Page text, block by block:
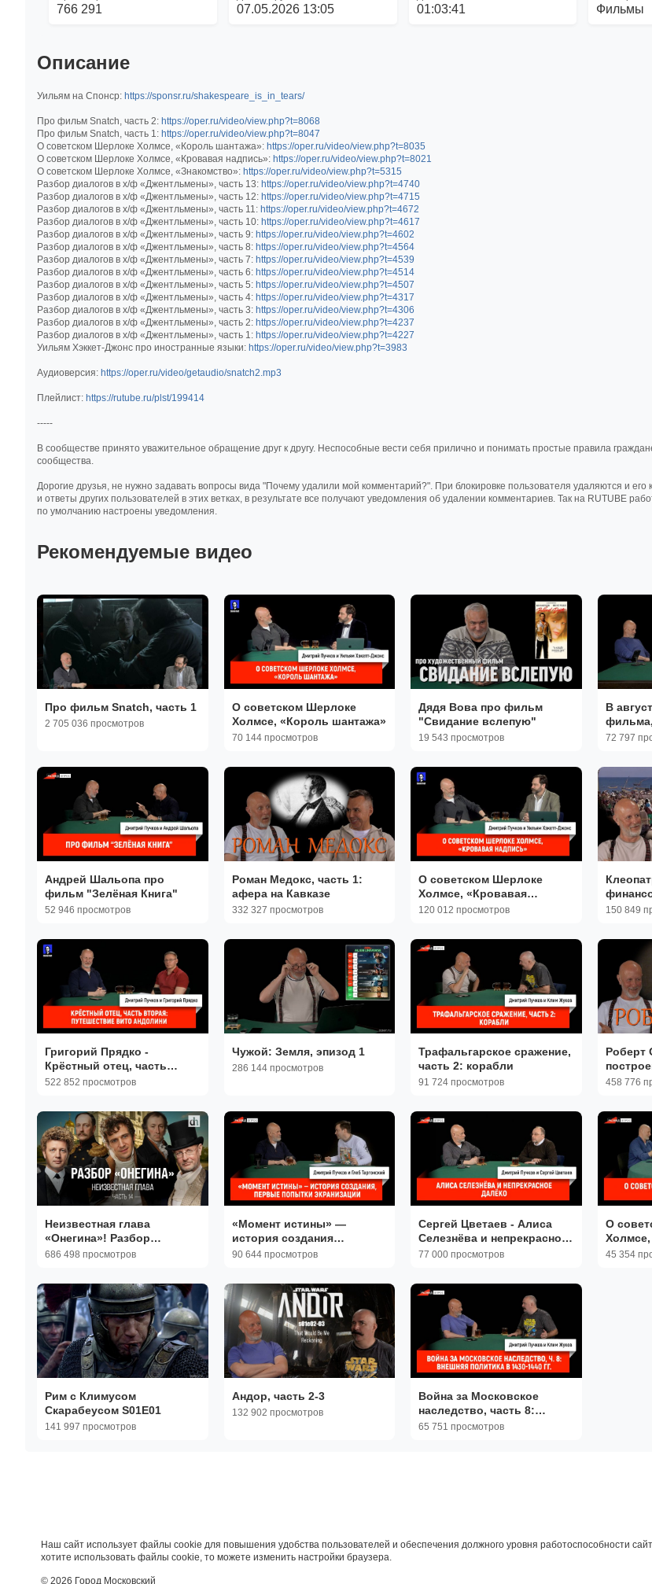
766 291 07.05.2026 13:05 01:03:41 Фильмы
Описание
Уильям на Спонср: https://sponsr.ru/shakespeare_is_in_tears/
Про фильм Snatch, часть 2: https://oper.ru/video/view.php?t=8068
Про фильм Snatch, часть 1: https://oper.ru/video/view.php?t=8047
О советском Шерлоке Холмсе, «Король шантажа»: https://oper.ru/video/view.php?t=8035
О советском Шерлоке Холмсе, «Кровавая надпись»: https://oper.ru/video/view.php?t=8021
О советском Шерлоке Холмсе, «Знакомство»: https://oper.ru/video/view.php?t=5315
Разбор диалогов в х/ф «Джентльмены», часть 13: https://oper.ru/video/view.php?t=4740
Разбор диалогов в х/ф «Джентльмены», часть 12: https://oper.ru/video/view.php?t=4715
Разбор диалогов в х/ф «Джентльмены», часть 11: https://oper.ru/video/view.php?t=4672
Разбор диалогов в х/ф «Джентльмены», часть 10: https://oper.ru/video/view.php?t=4617
Разбор диалогов в х/ф «Джентльмены», часть 9: https://oper.ru/video/view.php?t=4602
Разбор диалогов в х/ф «Джентльмены», часть 8: https://oper.ru/video/view.php?t=4564
Разбор диалогов в х/ф «Джентльмены», часть 7: https://oper.ru/video/view.php?t=4539
Разбор диалогов в х/ф «Джентльмены», часть 6: https://oper.ru/video/view.php?t=4514
Разбор диалогов в х/ф «Джентльмены», часть 5: https://oper.ru/video/view.php?t=4507
Разбор диалогов в х/ф «Джентльмены», часть 4: https://oper.ru/video/view.php?t=4317
Разбор диалогов в х/ф «Джентльмены», часть 3: https://oper.ru/video/view.php?t=4306
Разбор диалогов в х/ф «Джентльмены», часть 2: https://oper.ru/video/view.php?t=4237
Разбор диалогов в х/ф «Джентльмены», часть 1: https://oper.ru/video/view.php?t=4227
Уильям Хэккет-Джонс про иностранные языки: https://oper.ru/video/view.php?t=3983
Аудиоверсия: https://oper.ru/video/getaudio/snatch2.mp3
Плейлист: https://rutube.ru/plst/199414
-----
В сообществе принято уважительное обращение друг к другу. Неспособные вести себя прилично и понимать простые правила
сообщества.
Дорогие друзья, не нужно задавать вопросы вида "Почему удалили мой комментарий?". При блокировке пользователя удаляются и его
и ответы других пользователей в этих ветках, в результате все получают уведомления об удалении комментариев. Так на RUTUBE
по умолчанию настроены уведомления.
Рекомендуемые видео
Про фильм Snatch, часть 1
2 705 036 просмотров
О советском Шерлоке
Холмсе, «Король шантажа»
70 144 просмотров
Дядя Вова про фильм
"Свидание вслепую"
19 543 просмотров
В
72 797
Андрей Шальопа про
фильм "Зелёная Книга"
52 946 просмотров
Роман Медокс, часть 1:
афера на Кавказе
332 327 просмотров
О советском Шерлоке
Холмсе, «Кровавая
надпись»
120 012 просмотров 150 849
Григорий Прядко -
Крёстный отец, часть
вторая: Путешествие Вито
522 852 просмотров
Чужой: Земля, эпизод 1
286 144 просмотров
Трафальгарское сражение,
часть 2: корабли
91 724 просмотров
Роберт
утопии
458 776
Неизвестная глава
«Онегина»! Разбор
«Евгения Онегина», часть
686 498 просмотров
«Момент истины» —
история создания
произведения, первые
90 644 просмотров
Сергей Цветаев - Алиса
Селезнёва и непрекрасное
далёко
77 000 просмотров
О
45 354
Рим с Климусом
Скарабеусом S01E01
141 997 просмотров
Андор, часть 2-3
132 902 просмотров
Война за Московское
наследство, часть 8:
внешняя политика в 1430-
65 751 просмотров
Наш сайт использует файлы cookie для повышения удобства пользователей и обеспечения должного уровня работоспособности
хотите использовать файлы cookie, то можете изменить настройки браузера.
© 2026 Город Московский